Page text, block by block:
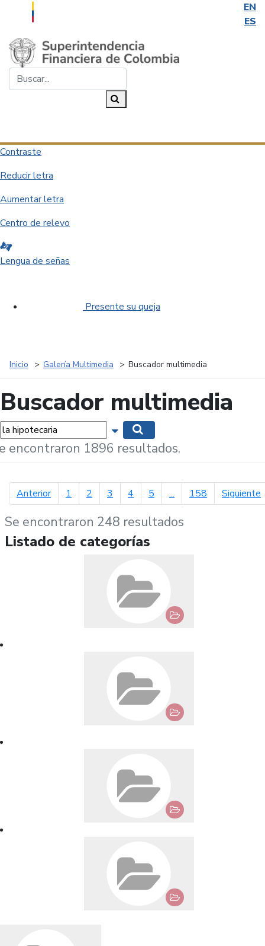
EN
ES
Saltar al contenido principal
Contraste
Reducir letra
Aumentar letra
Centro de relevo
Lengua de señas
Presente su queja
Inicio Galería Multimedia Buscador multimedia
Buscador multimedia
Mostrar opciones de búsqueda
encontraron 1896 resultados.
Anteriorpágina anterior
1 2 3 4 5 ... 158 Siguiente
Se encontraron 248 resultados
Listado de categorías